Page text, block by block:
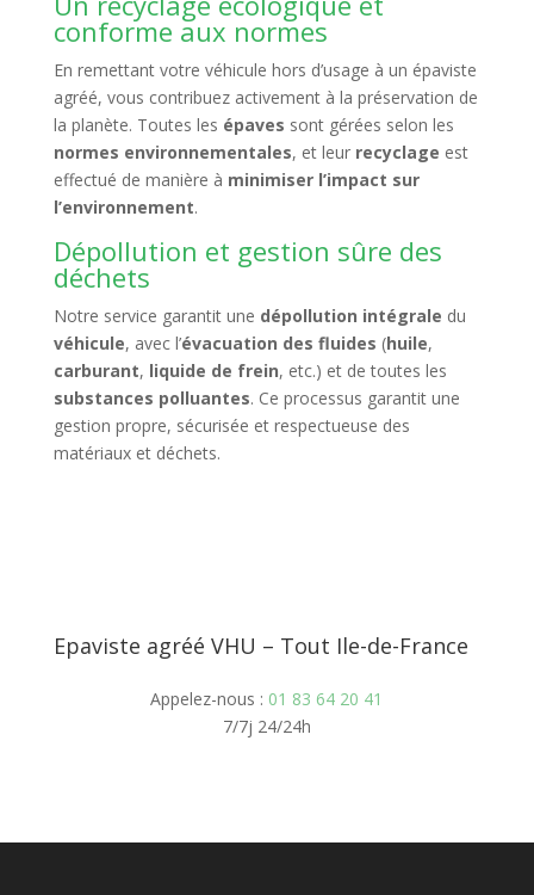
conforme aux normes
En remettant votre véhicule hors d’usage à un épaviste
agréé, vous contribuez activement à la préservation de
la planète. Toutes les épaves sont gérées selon les
normes environnementales, et leur recyclage est
effectué de manière à minimiser l’impact sur
l’environnement.
Dépollution et gestion sûre des
déchets
Notre service garantit une dépollution intégrale du
véhicule, avec l’évacuation des fluides (huile,
carburant, liquide de frein, etc.) et de toutes les
substances polluantes. Ce processus garantit une
gestion propre, sécurisée et respectueuse des
matériaux et déchets.
Epaviste agréé VHU – Tout Ile-de-France
Appelez-nous : 01 83 64 20 41
7/7j 24/24h